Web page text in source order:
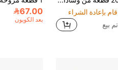
67.00
بعد الكوبون